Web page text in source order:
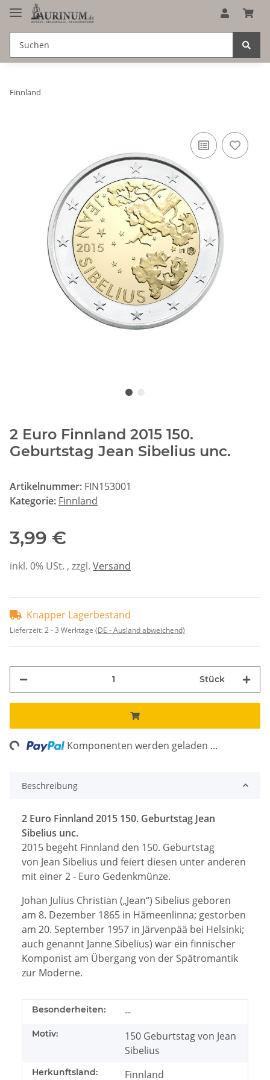
Finnland
2 Euro Finnland 2015 150.
Geburtstag Jean Sibelius unc.
Artikelnummer: FIN153001
Kategorie: Finnland
3,99 €
inkl. 0% USt. , zzgl. Versand
Knapper Lagerbestand
Lieferzeit:2 - 3 Werktage (DE - Ausland abweichend)
Stück
Komponenten werden geladen ...
Beschreibung
2 Euro Finnland 2015 150. Geburtstag Jean
Sibelius unc.
2015 begeht Finnland den 150. Geburtstag
von Jean Sibelius und feiert diesen unter anderen
mit einer 2 - Euro Gedenkmünze.
Johan Julius Christian („Jean“) Sibelius geboren
am 8. Dezember 1865 in Hämeenlinna; gestorben
am 20. September 1957 in Järvenpää bei Helsinki;
auch genannt Janne Sibelius) war ein finnischer
Komponist am Übergang von der Spätromantik
zur Moderne.
Besonderheiten: --
Motiv:
150 Geburtstag von Jean
Sibelius
Herkunftsland: Finnland